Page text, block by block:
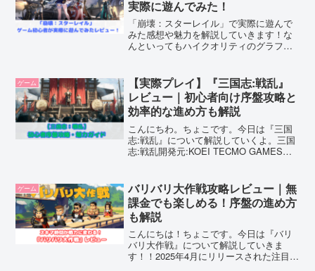
実際に遊んでみた！
「崩壊：スターレイル」で実際に遊んで
みた感想や魅力を解説していきます！な
んといってもハイクオリティのグラフィ
しむことができますので、是非気になる
方はダウンロードしてお楽しみくださ
い。
ゲーム
【実際プレイ】『三国志:戦乱』
レビュー｜初心者向け序盤攻略と
効率的な進め方も解説
こんにちわ。ちょこです。今日は『三国
志:戦乱』について解説していくよ。三国
志:戦乱開発元:KOEI TECMO GAMES
登場...
ゲーム
バリバリ大作戦攻略レビュー｜無
課金でも楽しめる！序盤の進め方
も解説
こんにちは！ちょこです。今日は『バリ
バリ大作戦』について解説していきま
す！！2025年4月にリリースされた注目の